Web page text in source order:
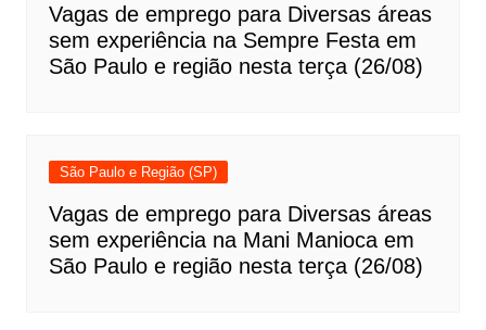
Vagas de emprego para Diversas áreas
sem experiência na Sempre Festa em
São Paulo e região nesta terça (26/08)
São Paulo e Região (SP)
Vagas de emprego para Diversas áreas
sem experiência na Mani Manioca em
São Paulo e região nesta terça (26/08)